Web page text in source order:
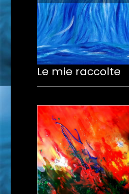
Le mie raccolte